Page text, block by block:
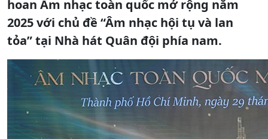
hoan Âm nhạc toàn quốc mở rộng năm
2025 với chủ đề “Âm nhạc hội tụ và lan
tỏa” tại Nhà hát Quân đội phía nam.